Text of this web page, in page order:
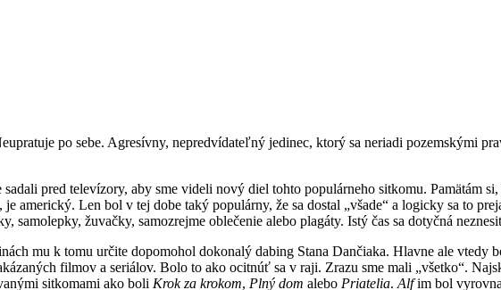
po sebe. Agresívny, nepredvídateľný jedinec, ktorý sa neriadi pozemskými
pred televízory, aby sme videli nový diel tohto populárneho sitkomu. Pamätám
americký. Len bol v tej dobe taký populárny, že sa dostal „všade“ a logicky sa to
samolepky, žuvačky, samozrejme oblečenie alebo plagáty. Istý čas sa dotyčná
mu k tomu určite dopomohol dokonalý dabing Stana Dančiaka. Hlavne ale vtedy
filmov a seriálov. Bolo to ako ocitnúť sa v raji. Zrazu sme mali „všetko“.
sitkomami ako boli Krok za krokom, Plný dom alebo Priatelia. Alfim bol